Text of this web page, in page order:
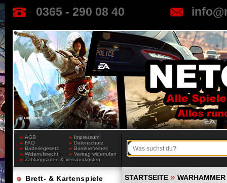
0365 - 290 08 40
AGB
Impressum
FAQ
Datenschutz
Batteriegesetz
Barrierefreiheit
Widerrufsrecht
Vertrag widerrufen
Zahlungsarten & Versandkosten
STARTSEITE »
Brett- & Kartenspiele